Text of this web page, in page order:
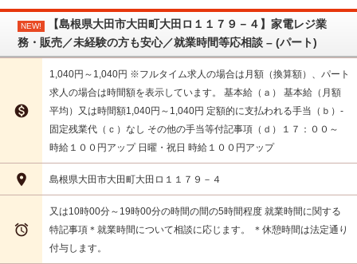
NEW!
【島根県大田市大田町大田ロ１１７９－４】家電レジ業
務・販売／未経験の方も安心／就業時間等応相談 – (パート)

1,040円～1,040円 ※フルタイム求人の場合は月額（換算額）、パート
求人の場合は時間額を表示しています。 基本給（ａ） 基本給（月額
平均）又は時間額1,040円～1,040円 定額的に支払われる手当（ｂ）-
固定残業代（ｃ）なし その他の手当等付記事項（ｄ）１７：００～
時給１００円アップ 日曜・祝日 時給１００円アップ
 島根県大田市大田町大田ロ１１７９－４

又は10時00分～19時00分の時間の間の5時間程度 就業時間に関する
特記事項＊就業時間について相談に応じます。 ＊休憩時間は法定通り
付与します。